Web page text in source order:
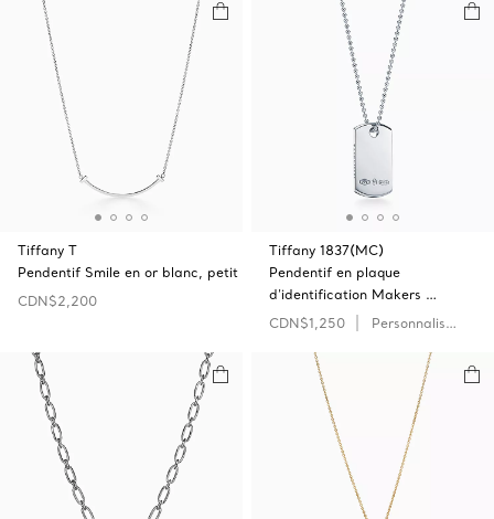
Tiffany T
Pendentif Smile en or blanc, petit
CDN$2,200
Tiffany 1837(MC)
Pendentif en plaque
d’identification Makers …
CDN$1,250
Personnaliser